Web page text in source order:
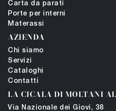
Carta da parati
Porte per interni
Materassi
AZIENDA
Chi siamo
Servizi
Cataloghi
Contatti
LA CICALA DI MOLTANI
Via Nazionale dei Giovi, 38